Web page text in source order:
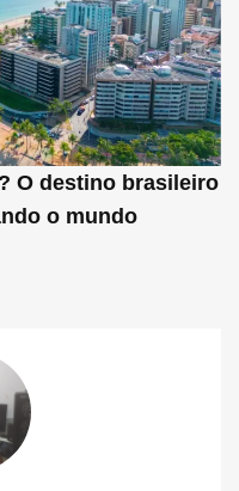
O destino brasileiro
o mundo